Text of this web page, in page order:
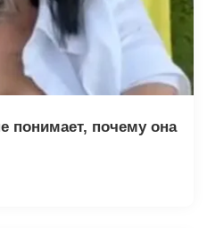
понимает, почему она